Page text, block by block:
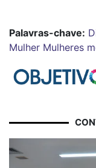
Palavras-chave:
Mulher Mulheres